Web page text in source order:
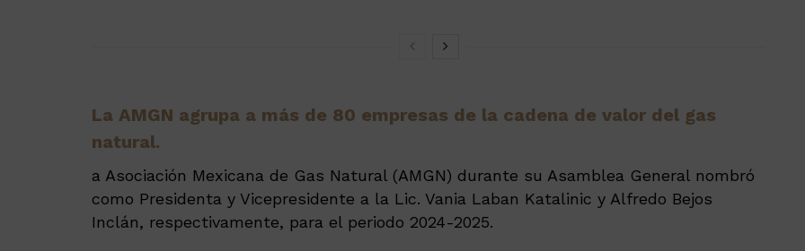
La AMGN agrupa a más de 80 empresas de la cadena de valor del gas
natural.
a Asociación Mexicana de Gas Natural (AMGN) durante su Asamblea General nombró
como Presidenta y Vicepresidente a la Lic. Vania Laban Katalinic y Alfredo Bejos
Inclán, respectivamente, para el periodo 2024-2025.